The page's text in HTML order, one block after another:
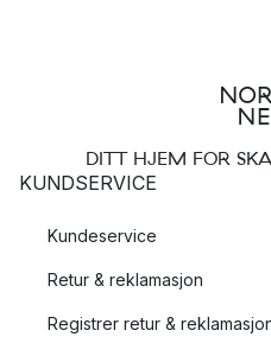
DITT HJEM FOR
KUNDSERVICE
Kundeservice
Retur & reklamasjon
Registrer retur &